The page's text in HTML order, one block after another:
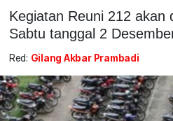
Kegiatan Reuni 212 akan
Sabtu tanggal 2
Red: Gilang Akbar Prambadi